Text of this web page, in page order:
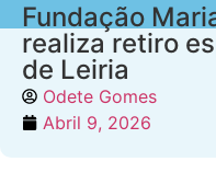
Fundação
realiza retiro
de Leiria
Odete Gomes
Abril 9, 2026